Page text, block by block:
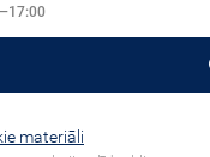
materiāli